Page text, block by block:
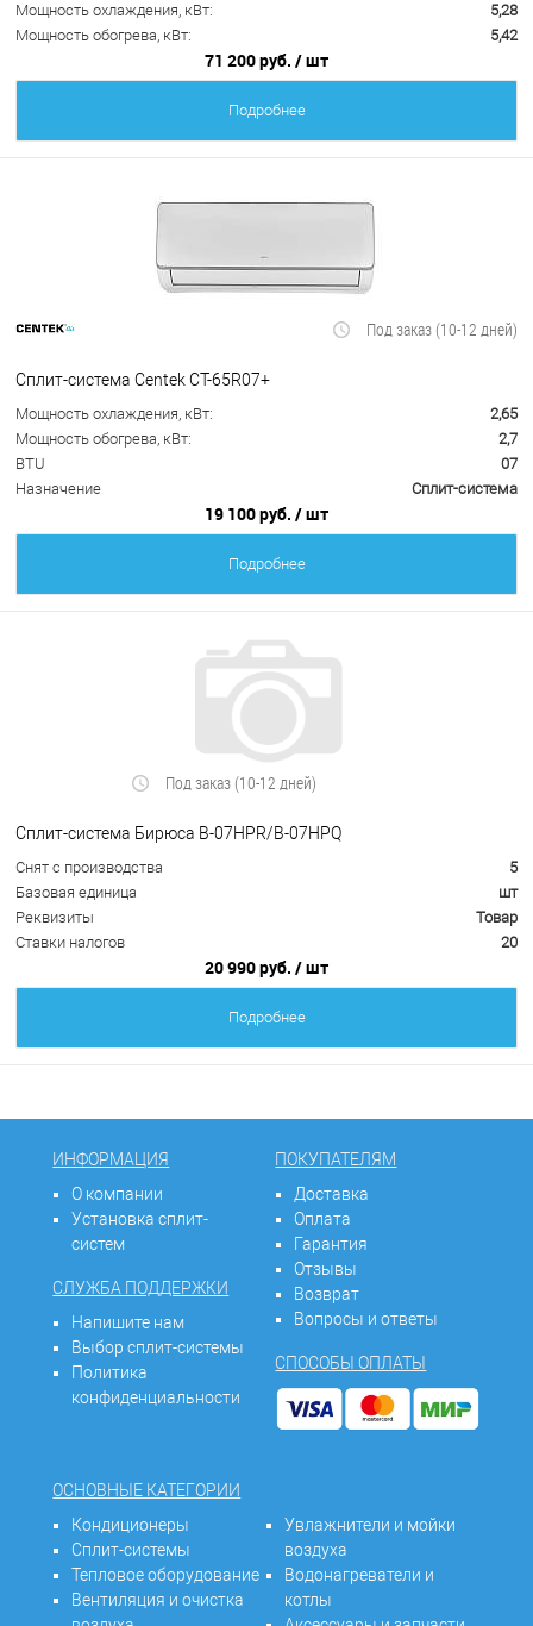
Мощность охлаждения, кВт:
5,28
Мощность обогрева, кВт:
5,42
71 200 руб. / шт
Подробнее
Под заказ (10-12 дней)
Сплит-система Centek CT-65R07+
Мощность охлаждения, кВт:
2,65
Мощность обогрева, кВт:
2,7
BTU
07
Назначение
Сплит-система
19 100 руб. / шт
Подробнее
Под заказ (10-12 дней)
Сплит-система Бирюса B-07HPR/B-07HPQ
Снят с производства
5
Базовая единица
шт
Реквизиты
Товар
Ставки налогов
20
20 990 руб. / шт
Подробнее
ИНФОРМАЦИЯ
О компании
Установка сплит-
систем
СЛУЖБА ПОДДЕРЖКИ
Напишите нам
Выбор сплит-системы
Политика
конфиденциальности
ПОКУПАТЕЛЯМ
Доставка
Оплата
Гарантия
Отзывы
Возврат
Вопросы и ответы
СПОСОБЫ ОПЛАТЫ
ОСНОВНЫЕ КАТЕГОРИИ
Кондиционеры
Сплит-системы
Тепловое оборудование
Вентиляция и очистка
Увлажнители и мойки
воздуха
Водонагреватели и
котлы